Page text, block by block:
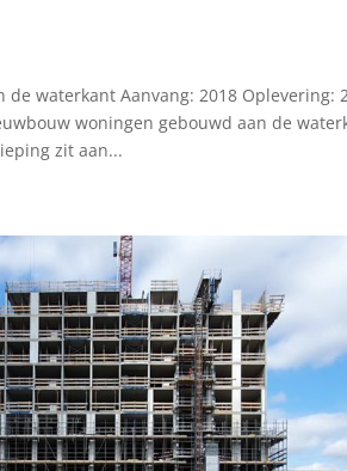
waterkant Aanvang: 2018 Oplevering:
woningen gebouwd aan de
zit aan...